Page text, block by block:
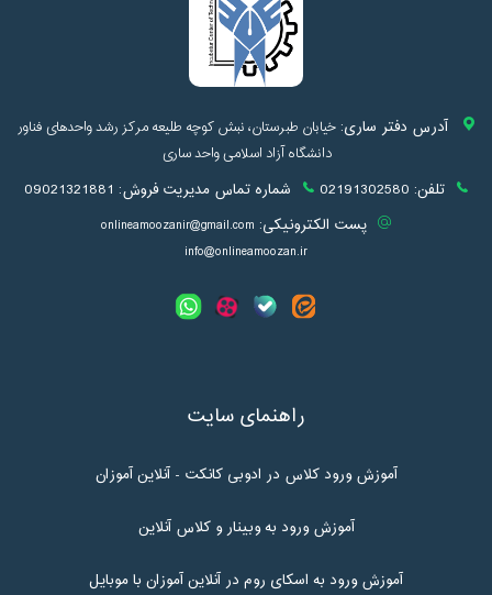
آدرس دفتر ساری:خیابان طبرستان، نبش کوچه طلیعه مرکز رشد واحدهای فناور
دانشگاه آزاد اسلامی واحد ساری
تلفن: 02191302580 شماره تماس مدیریت فروش: 09021321881
پست الکترونیکی: onlineamoozanir@gmail.com
info@onlineamoozan.ir
راهنمای سایت
آموزش ورود کلاس در ادوبی کانکت - آنلاین آموزان
آموزش ورود به وبینار و کلاس آنلاین
آموزش ورود به اسکای روم در آنلاین آموزان با موبایل